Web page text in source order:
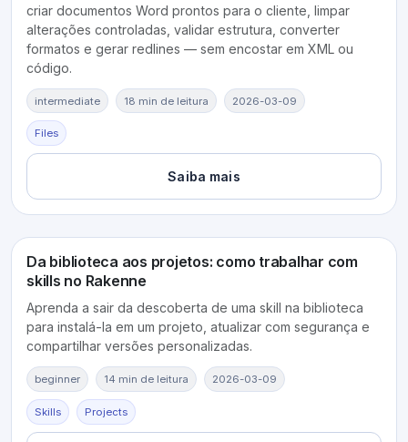
criar documentos Word prontos para o cliente, limpar
alterações controladas, validar estrutura, converter
formatos e gerar redlines — sem encostar em XML ou
código.
intermediate 18 min de leitura 2026-03-09
Files
Saiba mais
Da biblioteca aos projetos: como trabalhar com
skills no Rakenne
Aprenda a sair da descoberta de uma skill na biblioteca
para instalá-la em um projeto, atualizar com segurança e
compartilhar versões personalizadas.
beginner 14 min de leitura 2026-03-09
Skills Projects